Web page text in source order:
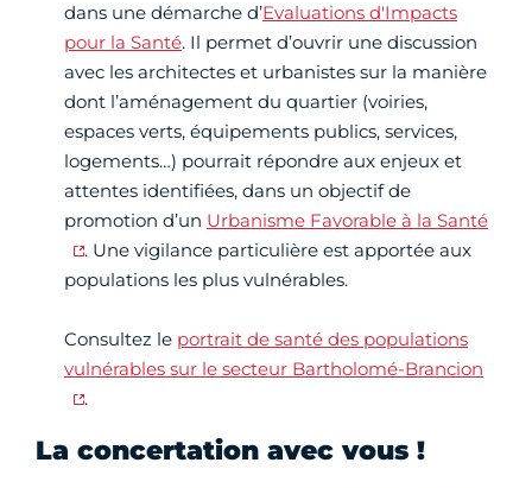
dans une démarche d’Evaluations d'Impacts
pour la Santé. Il permet d’ouvrir une discussion
avec les architectes et urbanistes sur la manière
dont l’aménagement du quartier (voiries,
espaces verts, équipements publics, services,
logements…) pourrait répondre aux enjeux et
attentes identifiées, dans un objectif de
promotion d’un Urbanisme Favorable à la Santé
. Une vigilance particulière est apportée aux
populations les plus vulnérables.
Consultez le portrait de santé des populations
vulnérables sur le secteur Bartholomé-Brancion
.
La concertation avec vous !